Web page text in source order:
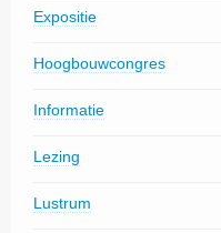
Expositie
Hoogbouwcongres
Informatie
Lezing
Lustrum